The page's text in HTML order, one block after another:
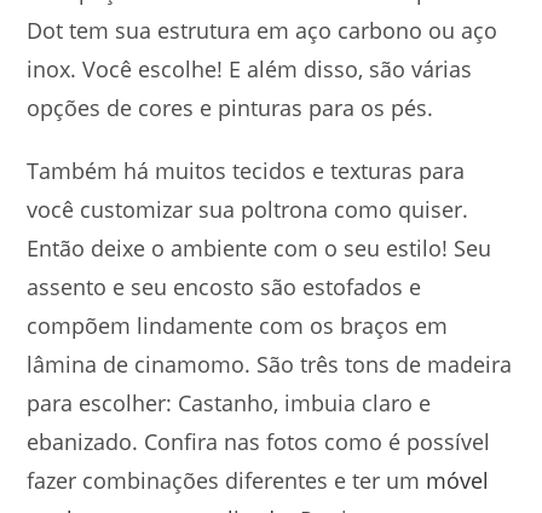
Dot tem sua estrutura em aço carbono ou aço
inox. Você escolhe! E além disso, são várias
opções de cores e pinturas para os pés.
Também há muitos tecidos e texturas para
você customizar sua poltrona como quiser.
Então deixe o ambiente com o seu estilo! Seu
assento e seu encosto são estofados e
compõem lindamente com os braços em
lâmina de cinamomo. São três tons de madeira
para escolher: Castanho, imbuia claro e
ebanizado. Confira nas fotos como é possível
fazer combinações diferentes e ter um móvel